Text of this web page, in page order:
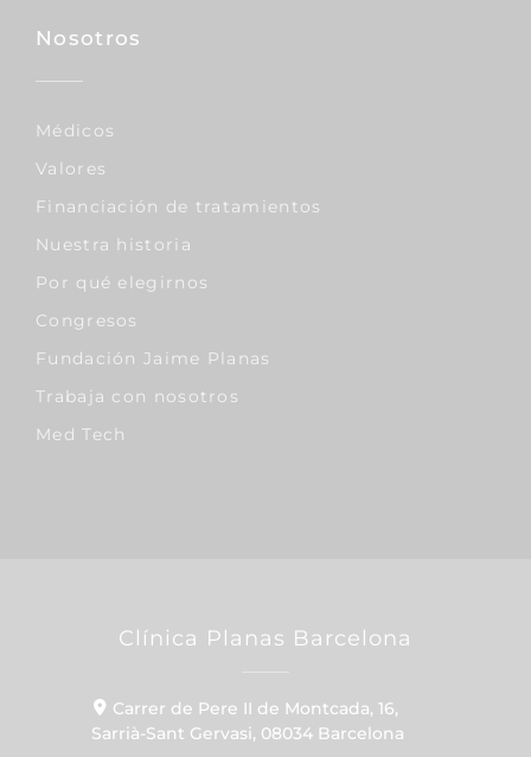
Nosotros
Médicos
Valores
Financiación de tratamientos
Nuestra historia
Por qué elegirnos
Congresos
Fundación Jaime Planas
Trabaja con nosotros
Med Tech
Clínica Planas Barcelona
Carrer de Pere II de Montcada, 16,
Sarrià-Sant Gervasi, 08034 Barcelona